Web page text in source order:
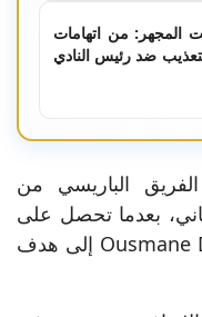
المجهر: من اتهامات
ضد رئيس النادي
الباريسي من
بعدما تحصل على
ركلة جزاء ترجمها بنجاح Ousmane Dembélé إلى هدف